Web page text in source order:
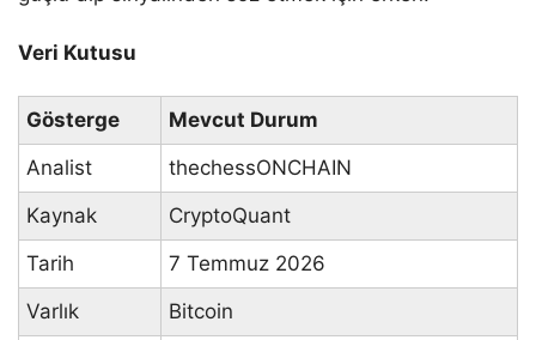
Veri Kutusu
Gösterge
Mevcut Durum
Analist
thechessONCHAIN
Kaynak
CryptoQuant
Tarih
7 Temmuz 2026
Varlık
Bitcoin